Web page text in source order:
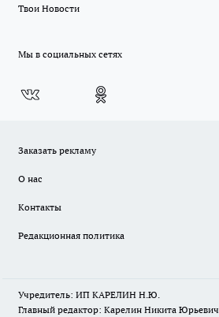
Твои Новости
Мы в социальных сетях
Заказать рекламу
О нас
Контакты
Редакционная политика
Учредитель: ИП КАРЕЛИН Н.Ю.
Главный редактор: Карелин Никита Юрьевич